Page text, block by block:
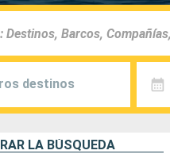
destinos
LA BÚSQUEDA